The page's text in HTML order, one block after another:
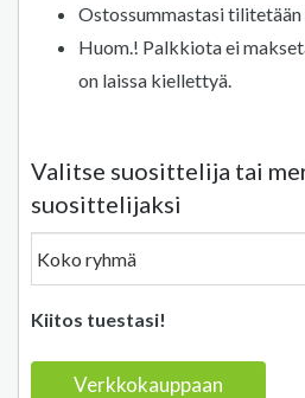
Ostossummastasi
Huom.! Palkkiota ei
on laissa kiellettyä.
Valitse suosittelija tai
suosittelijaksi
Kiitos tuestasi!
Verkkokauppaan